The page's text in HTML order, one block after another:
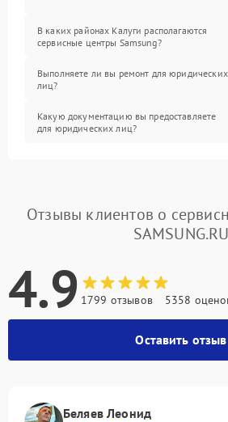
В каких районах Калуги располагаются
сервисные центры Samsung?
Выполняете ли вы ремонт для юридических
лиц?
Какую документацию вы предоставляете
для юридических лиц?
Отзывы клиентов о
SAMSUNG.RU
4.9 1799 отзывов 5358
Оставить отзыв
Беляев Леонид